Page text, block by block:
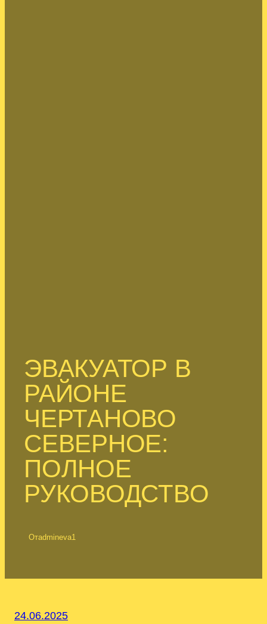
ЭВАКУАТОР В
РАЙОНЕ
ЧЕРТАНОВО
СЕВЕРНОЕ:
ПОЛНОЕ
РУКОВОДСТВО
Отadmineva1
24.06.2025